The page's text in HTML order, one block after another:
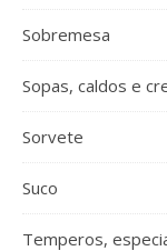
Sobremesa
Sopas, caldos e
Sorvete
Suco
Temperos,